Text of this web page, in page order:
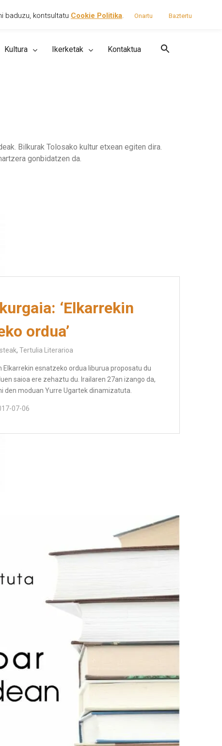
Kultura Ikerketak Kontaktua
Bilkurak Tolosako kultur etxean egiten dira.
gonbidatzen da.
‘Elkarrekin
ordua’
, Tertulia Literarioa
Elkarrekin esnatzeko ordua liburua proposatu du
saioa ere zehaztu du. Irailaren 27an izango da,
den moduan Yurre Ugartek dinamizatuta.
07-06
baduzu, kontsultatu Cookie Politika. Onartu Baztertu